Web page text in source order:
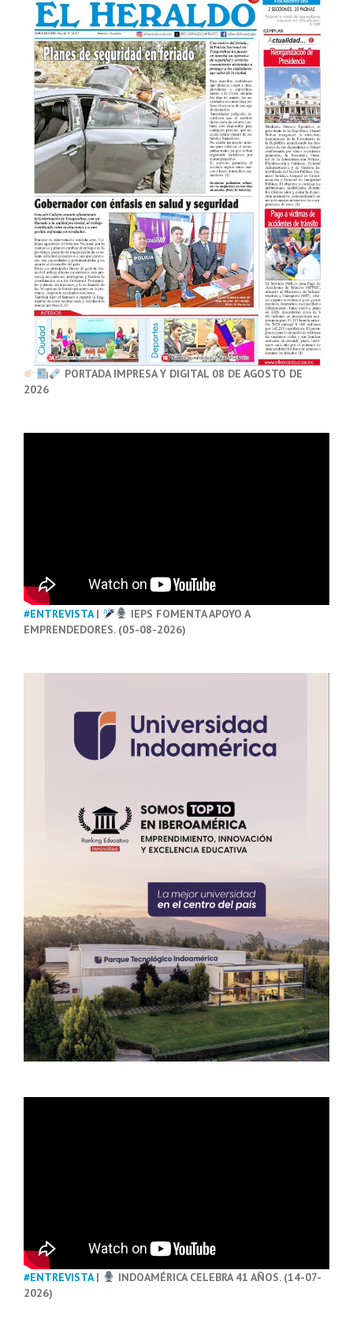
PORTADA IMPRESA Y DIGITAL 08 DE AGOSTO DE
2026
#ENTREVISTA|
IEPS FOMENTA APOYO A
EMPRENDEDORES. (05-08-2026)
#ENTREVISTA|
INDOAMÉRICA CELEBRA 41 AÑOS. (14-07-
2026)